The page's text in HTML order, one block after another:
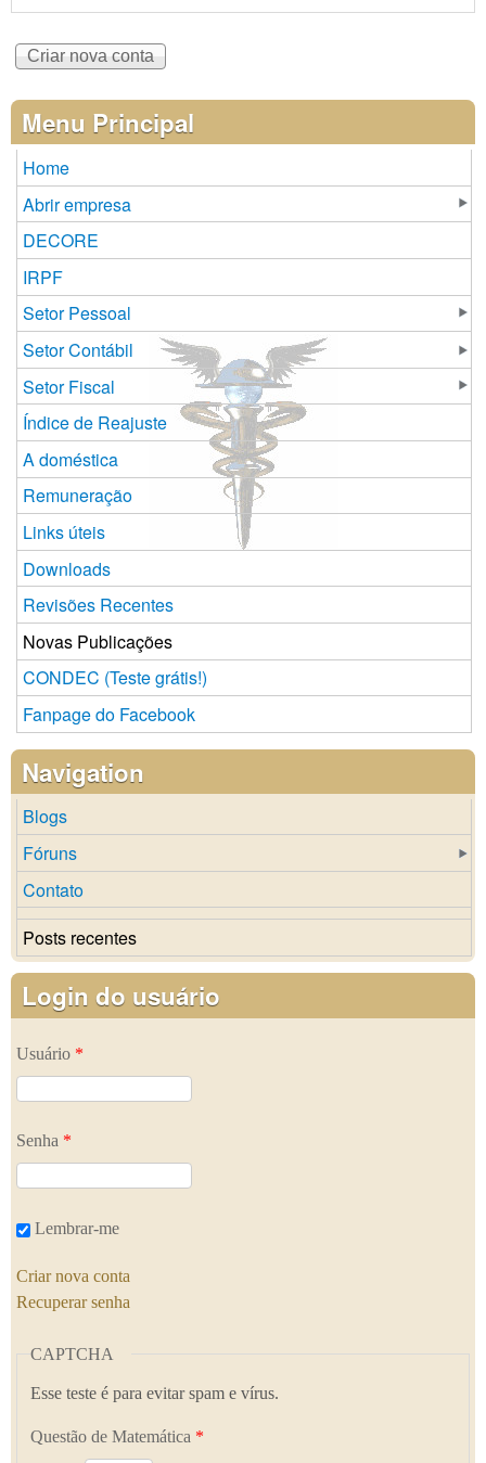
Menu Principal
Home
Abrir empresa
DECORE
IRPF
Setor Pessoal
Setor Contábil
Setor Fiscal
Índice de Reajuste
A doméstica
Remuneração
Links úteis
Downloads
Revisões Recentes
Novas Publicações
CONDEC (Teste grátis!)
Fanpage do Facebook
Navigation
Blogs
Fóruns
Contato
Posts recentes
Login do usuário
Usuário *
Senha *
Lembrar-me
Criar nova conta
Recuperar senha
CAPTCHA
Esse teste é para evitar spam e vírus.
Questão de Matemática *